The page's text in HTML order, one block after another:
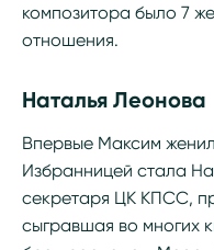
композитора было 7
отношения.
Наталья Леонова
Впервые Максим
Избранницей стала
секретаря ЦК КПСС,
сыгравшая во многих